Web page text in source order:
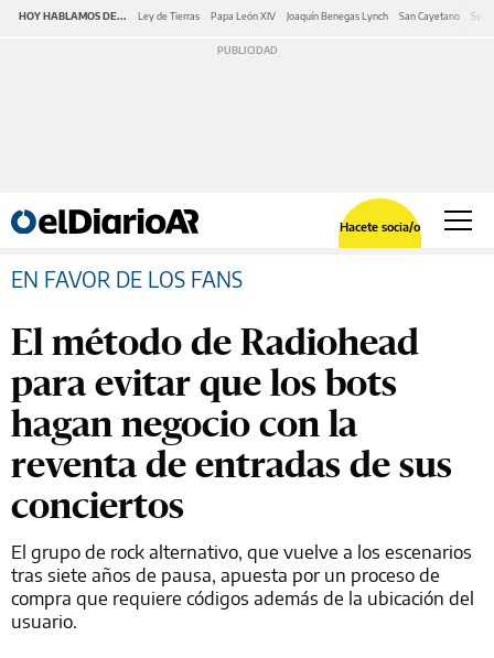
HOY HABLAMOS DE... Ley de Tierras Papa León XIV Joaquín Benegas Lynch San Cayetano
Hacete socia/o
EN FAVOR DE LOS FANS
El método de Radiohead
para evitar que los bots
hagan negocio con la
reventa de entradas de sus
conciertos
El grupo de rock alternativo, que vuelve a los escenarios
tras siete años de pausa, apuesta por un proceso de
compra que requiere códigos además de la ubicación del
usuario.